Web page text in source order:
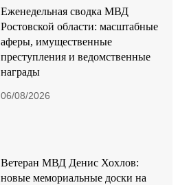
Еженедельная сводка МВД
Ростовской области: масштабные
аферы, имущественные
преступления и ведомственные
награды
06/08/2026
Ветеран МВД Денис Хохлов:
новые мемориальные доски на